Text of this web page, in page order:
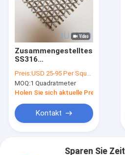
Zusammengestelltes
SS316
Chromstahl
Preis:USD 25-95 Per Square Meter
MOQ:1 Quadratmeter
Holen Sie sich aktuelle Preis
Kontakt
Sparen Sie Zeit